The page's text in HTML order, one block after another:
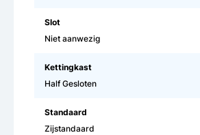
Slot
Niet aanwezig
Kettingkast
Half Gesloten
Standaard
Zijstandaard